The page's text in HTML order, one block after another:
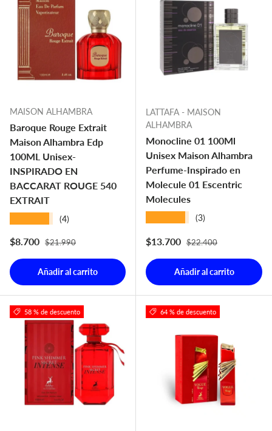
MAISON ALHAMBRA
Baroque Rouge Extrait
Maison Alhambra Edp
100ML Unisex-
INSPIRADO EN
BACCARAT ROUGE 540
EXTRAIT
(4)
Precio de venta
$8.700 Precio normal
$21.990
Añadir al carrito
LATTAFA - MAISON
ALHAMBRA
Monocline 01 100Ml
Unisex Maison Alhambra
Perfume-Inspirado en
Molecule 01 Escentric
Molecules
(3)
Precio de venta
$13.700 Precio normal
$22.400
Añadir al carrito
58 % de descuento 64 % de descuento